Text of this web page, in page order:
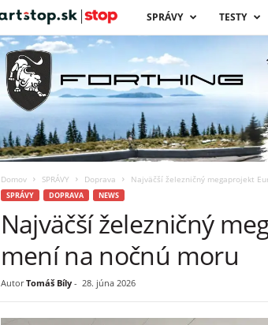
a
r
t
t
o
SPRÁVY TESTY
Domov SPRÁVY Doprava Najväčší železničný megaprojekt
SPRÁVY DOPRAVA NEWS
Najväčší železničný
mení na nočnú moru
Autor Tomáš Bíly- 28. júna 2026